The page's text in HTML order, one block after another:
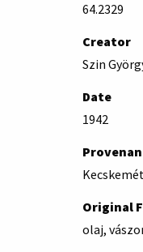
64.2329
Creator
Szin
Date
1942
Original
olaj,